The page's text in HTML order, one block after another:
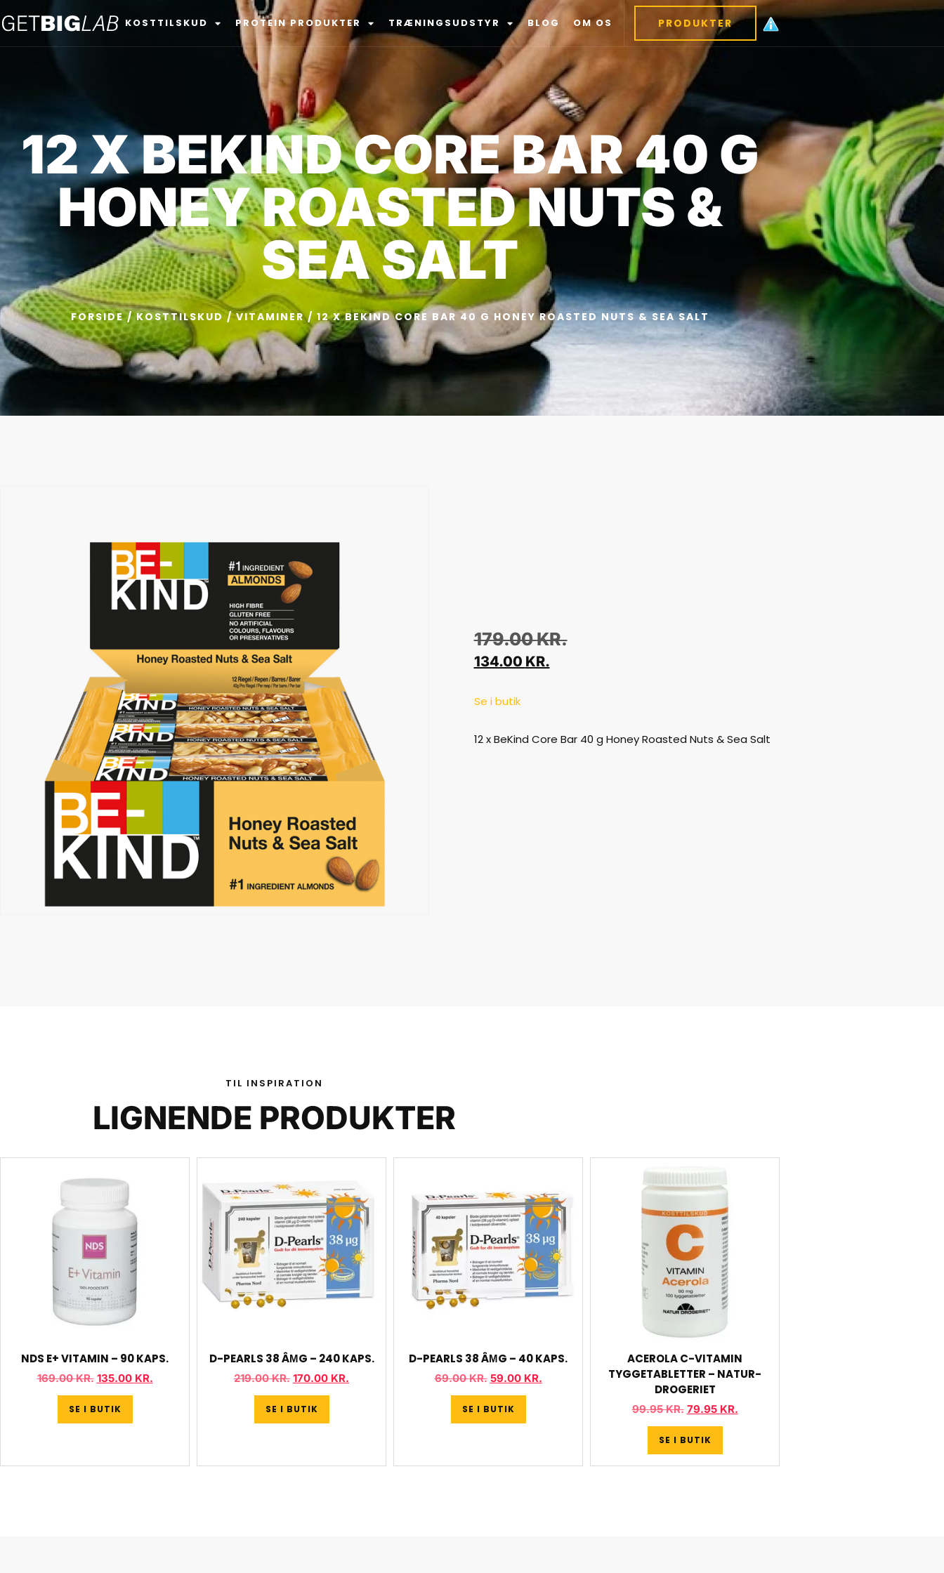
KOSTTILSKUD PROTEIN PRODUKTER TRÆNINGSUDSTYR BLOG OM OS PRODUKTER
12 X BEKIND CORE BAR 40 G
HONEY ROASTED NUTS &
SEA SALT
FORSIDE/KOSTTILSKUD/VITAMINER/ 12 X BEKIND CORE BAR 40 G HONEY ROASTED NUTS & SEA SALT
179.00KR.
134.00 KR.
Se i butik
12 x BeKind Core Bar 40 g Honey Roasted Nuts & Sea Salt
TIL INSPIRATION
LIGNENDE PRODUKTER
NDS E+ VITAMIN – 90 KAPS.
169.00KR. 135.00 KR.
SE I BUTIK
D-PEARLS 38 ÂΜG – 240 KAPS.
219.00KR. 170.00 KR.
SE I BUTIK
D-PEARLS 38 ÂΜG – 40 KAPS.
69.00KR. 59.00 KR.
SE I BUTIK
ACEROLA C-VITAMIN
TYGGETABLETTER – NATUR-
DROGERIET
99.95KR. 79.95 KR.
SE I BUTIK